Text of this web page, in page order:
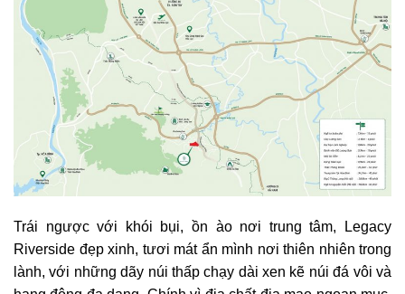
Trái ngược với khói bụi, ồn ào nơi trung tâm, Legacy
Riverside đẹp xinh, tươi mát ẩn mình nơi thiên nhiên trong
lành, với những dãy núi thấp chạy dài xen kẽ núi đá vôi và